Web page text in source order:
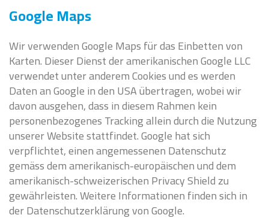
Google Maps
Wir verwenden Google Maps für das Einbetten von
Karten. Dieser Dienst der amerikanischen Google LLC
verwendet unter anderem Cookies und es werden
Daten an Google in den USA übertragen, wobei wir
davon ausgehen, dass in diesem Rahmen kein
personenbezogenes Tracking allein durch die Nutzung
unserer Website stattfindet. Google hat sich
verpflichtet, einen angemessenen Datenschutz
gemäss dem amerikanisch-europäischen und dem
amerikanisch-schweizerischen Privacy Shield zu
gewährleisten. Weitere Informationen finden sich in
der Datenschutzerklärung von Google.